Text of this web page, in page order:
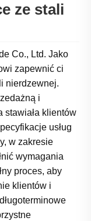
ze stali
Co., Ltd. Jako
zapewnić ci
nierdzewnej.
i
stawiała klientów
usług
w zakresie
wymagania
proces, aby
klientów i